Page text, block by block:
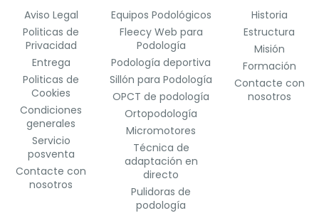
Aviso Legal
Politicas de
Privacidad
Entrega
Politicas de
Cookies
Condiciones
generales
Servicio
posventa
Contacte con
nosotros
Equipos Podológicos
Fleecy Web para
Podología
Podología deportiva
Sillón para Podología
OPCT de podología
Ortopodología
Micromotores
Técnica de
adaptación en
directo
Pulidoras de
podología
Historia
Estructura
Misión
Formación
Contacte con
nosotros